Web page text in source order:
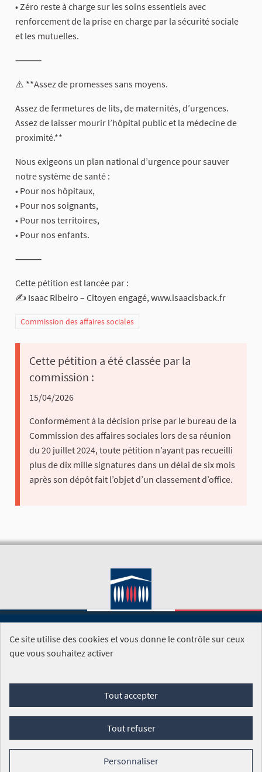
• Zéro reste à charge sur les soins essentiels avec
renforcement de la prise en charge par la sécurité sociale
et les mutuelles.
⸻
⚠️ **Assez de promesses sans moyens.
Assez de fermetures de lits, de maternités, d’urgences.
Assez de laisser mourir l’hôpital public et la médecine de
proximité.**
Nous exigeons un plan national d’urgence pour sauver
notre système de santé :
• Pour nos hôpitaux,
• Pour nos soignants,
• Pour nos territoires,
• Pour nos enfants.
⸻
Cette pétition est lancée par :
✍️ Isaac Ribeiro – Citoyen engagé, www.isaacisback.fr
Commission des affaires sociales
Cette pétition a été classée par la
commission :
15/04/2026
Conformément à la décision prise par le bureau de la
Commission des affaires sociales lors de sa réunion
du 20 juillet 2024, toute pétition n’ayant pas recueilli
plus de dix mille signatures dans un délai de six mois
après son dépôt fait l’objet d’un classement d’office.
SITE DE L'ASSEMBLÉE NATIONALE
Foire aux questions
Conditions générales d'utilisation (CGU)
Mentions légales
Cookies
Ce site utilise des cookies et vous donne le contrôle sur ceux
que vous souhaitez activer
Tout accepter
Tout refuser
Personnaliser